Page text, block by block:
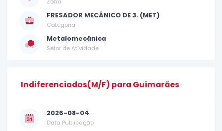
FRESADOR MECÂNICO DE 3. (MET)
Categoria
Metalomecânica
Setor de Atividade
Indiferenciados(M/F) para Guimarães
2026-08-04
Data Publicação